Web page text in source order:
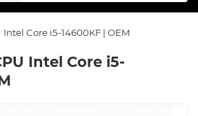
Core i5-14600KF | OEM
Intel Core i5-